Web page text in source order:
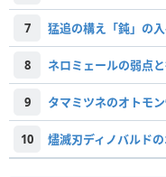
7 猛追の構え「鈍」の
8 ネロミェールの弱点
9 タマミツネのオトモ
10 燼滅刃ディノバルド